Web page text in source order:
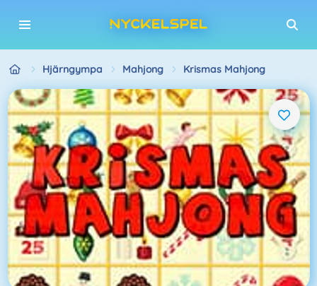
Hjärngympa Mahjong Krismas Mahjong